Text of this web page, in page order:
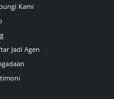
Kami
Jadi Agen